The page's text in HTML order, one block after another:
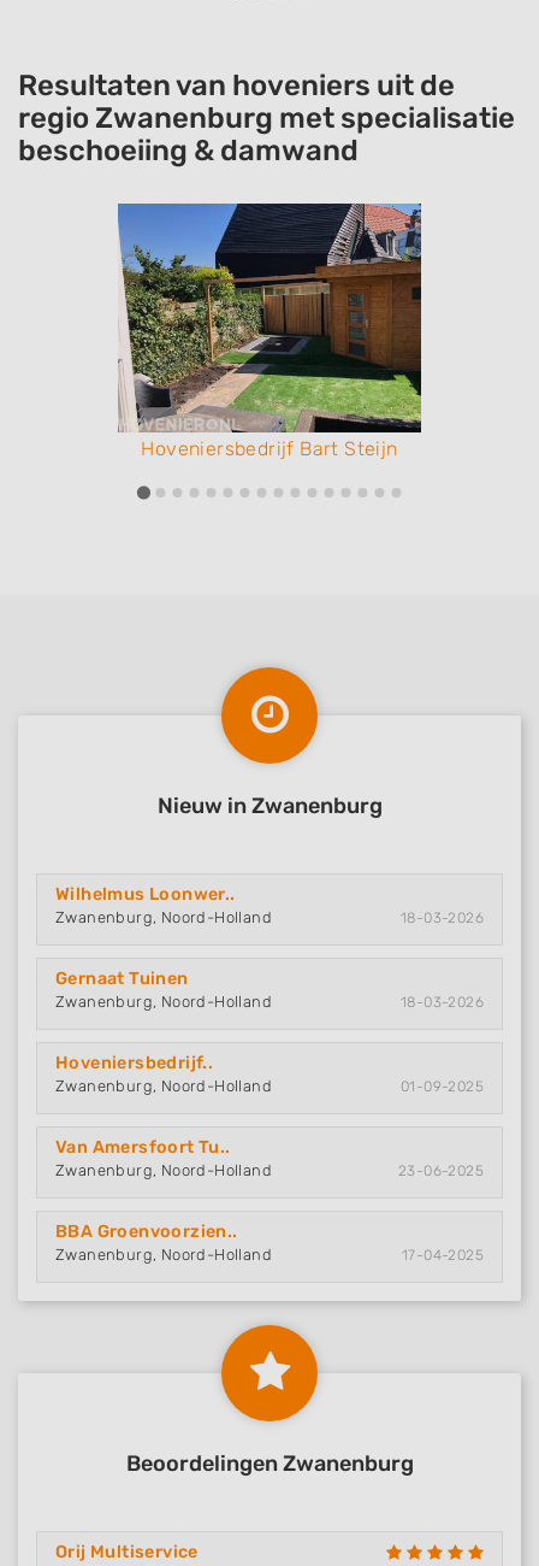
Resultaten van hoveniers uit de
regio Zwanenburg met specialisatie
beschoeiing & damwand
Hoveniersbedrijf Bart Steijn
Nieuw in Zwanenburg
Wilhelmus Loonwer..
Zwanenburg, Noord-Holland 18-03-2026
Gernaat Tuinen
Zwanenburg, Noord-Holland 18-03-2026
Hoveniersbedrijf..
Zwanenburg, Noord-Holland 01-09-2025
Van Amersfoort Tu..
Zwanenburg, Noord-Holland 23-06-2025
BBA Groenvoorzien..
Zwanenburg, Noord-Holland 17-04-2025
Beoordelingen Zwanenburg
Orij Multiservice